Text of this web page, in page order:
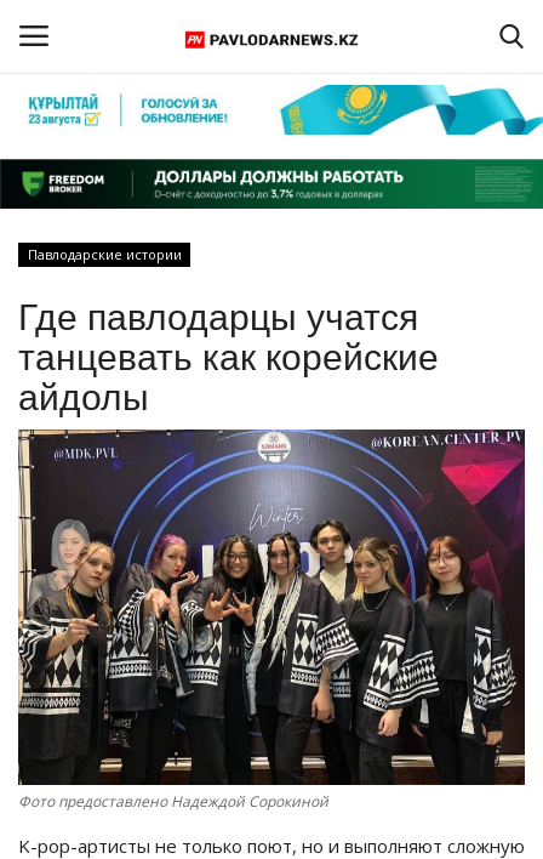
Регистрация
Главная
ПАВЛОДАРСКАЯ ОБЛАСТЬ
КАЗАХСТАН
МИР
СПЕЦПРОЕКТЫ
СПОРТ
Чек-лист
РАЗВЛЕЧЕНИЯ
OFFICIAL
Курултай
Павлодарские истории
Где павлодарцы учатся
танцевать как корейские
айдолы
Фото предоставлено Надеждой Сорокиной
K-pop-артисты не только поют, но и выполняют сложную